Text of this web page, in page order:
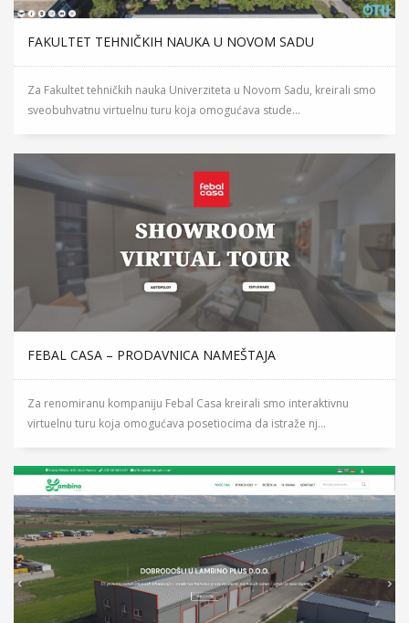
FAKULTET TEHNIČKIH NAUKA U NOVOM SADU
Za Fakultet tehničkih nauka Univerziteta u Novom Sadu, kreirali smo
sveobuhvatnu virtuelnu turu koja omogućava stude...
FEBAL CASA – PRODAVNICA NAMEŠTAJA
Za renomiranu kompaniju Febal Casa kreirali smo interaktivnu
virtuelnu turu koja omogućava posetiocima da istraže nj...